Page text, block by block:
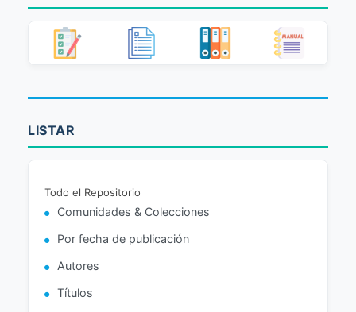
LISTAR
Todo el Repositorio
Comunidades & Colecciones
Por fecha de publicación
Autores
Títulos